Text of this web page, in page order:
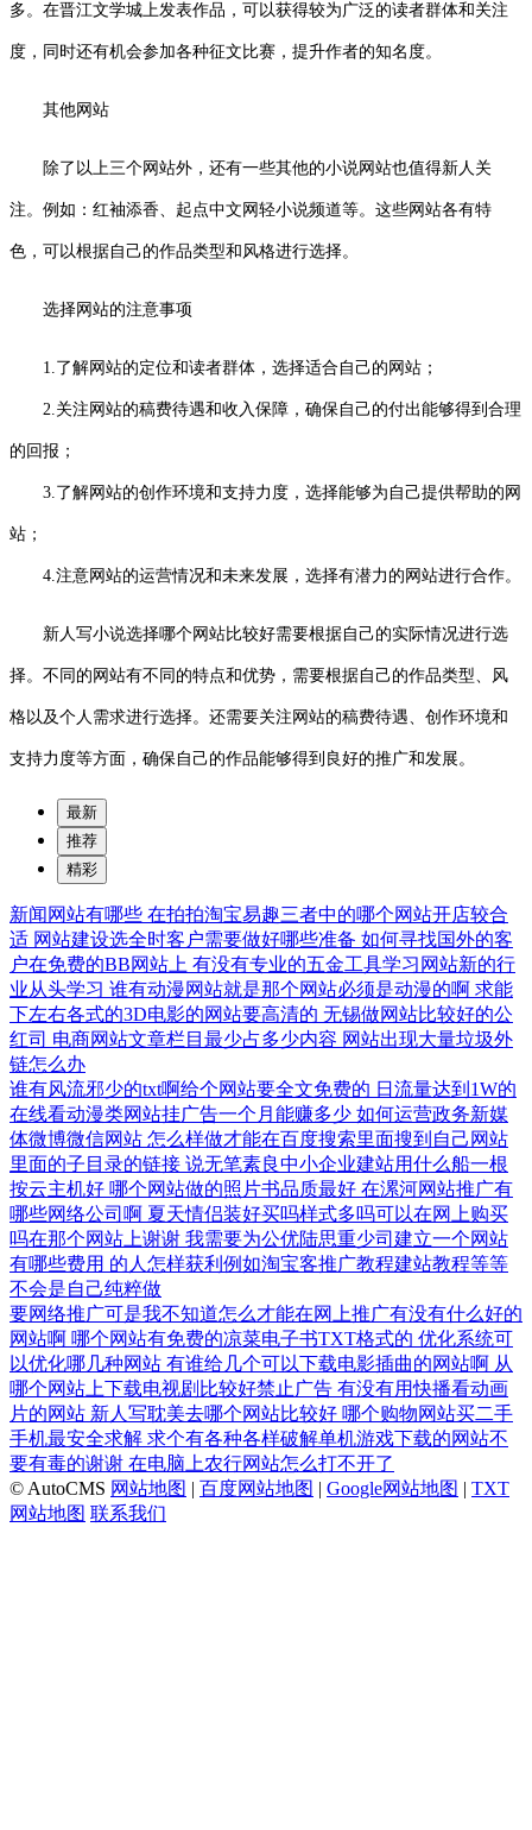
多。在晋江文学城上发表作品，可以获得较为广泛的读者群体和关注
度，同时还有机会参加各种征文比赛，提升作者的知名度。
其他网站
除了以上三个网站外，还有一些其他的小说网站也值得新人关
注。例如：红袖添香、起点中文网轻小说频道等。这些网站各有特
色，可以根据自己的作品类型和风格进行选择。
选择网站的注意事项
1.了解网站的定位和读者群体，选择适合自己的网站；
2.关注网站的稿费待遇和收入保障，确保自己的付出能够得到合理
的回报；
3.了解网站的创作环境和支持力度，选择能够为自己提供帮助的网
站；
4.注意网站的运营情况和未来发展，选择有潜力的网站进行合作。
新人写小说选择哪个网站比较好需要根据自己的实际情况进行选
择。不同的网站有不同的特点和优势，需要根据自己的作品类型、风
格以及个人需求进行选择。还需要关注网站的稿费待遇、创作环境和
支持力度等方面，确保自己的作品能够得到良好的推广和发展。
最新
推荐
精彩
新闻网站有哪些 在拍拍淘宝易趣三者中的哪个网站开店较合
适 网站建设选全时客户需要做好哪些准备 如何寻找国外的客
户在免费的BB网站上 有没有专业的五金工具学习网站新的行
业从头学习 谁有动漫网站就是那个网站必须是动漫的啊 求能
下左右各式的3D电影的网站要高清的 无锡做网站比较好的公
红司 电商网站文章栏目最少占多少内容 网站出现大量垃圾外
链怎么办
谁有风流邪少的txt啊给个网站要全文免费的 日流量达到1W的
在线看动漫类网站挂广告一个月能赚多少 如何运营政务新媒
体微博微信网站 怎么样做才能在百度搜索里面搜到自己网站
里面的子目录的链接 说无笔素良中小企业建站用什么船一根
按云主机好 哪个网站做的照片书品质最好 在漯河网站推广有
哪些网络公司啊 夏天情侣装好买吗样式多吗可以在网上购买
吗在那个网站上谢谢 我需要为公优陆思重少司建立一个网站
有哪些费用 的人怎样获利例如淘宝客推广教程建站教程等等
不会是自己纯粹做
要网络推广可是我不知道怎么才能在网上推广有没有什么好的
网站啊 哪个网站有免费的凉菜电子书TXT格式的 优化系统可
以优化哪几种网站 有谁给几个可以下载电影插曲的网站啊 从
哪个网站上下载电视剧比较好禁止广告 有没有用快播看动画
片的网站 新人写耽美去哪个网站比较好 哪个购物网站买二手
手机最安全求解 求个有各种各样破解单机游戏下载的网站不
要有毒的谢谢 在电脑上农行网站怎么打不开了
© AutoCMS 网站地图 | 百度网站地图 | Google网站地图 | TXT
网站地图 联系我们